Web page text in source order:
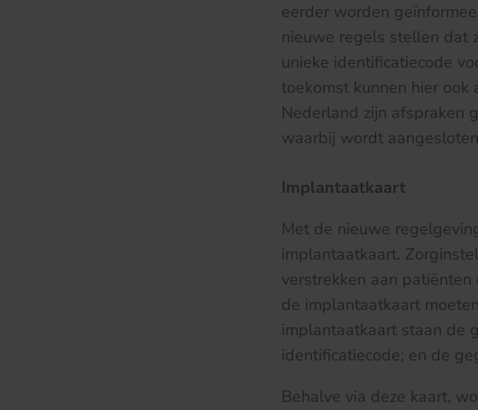
eerder worden
nieuwe regels stellen dat
unieke identificatiecode
toekomst kunnen hier
Nederland zijn afspraken
waarbij wordt
Implantaatkaart
Met de nieuwe
implantaatkaart.
verstrekken aan
de implantaatkaart
implantaatkaart staan de
identificatiecode; en de
Behalve via deze kaart,